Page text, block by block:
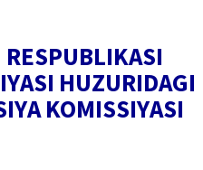
RESPUBLIKASI
HUZURIDAGI
KOMISSIYASI